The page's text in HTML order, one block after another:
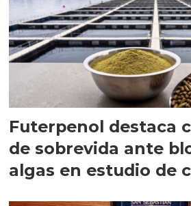
Futerpenol destaca
de sobrevida ante
algas en estudio de